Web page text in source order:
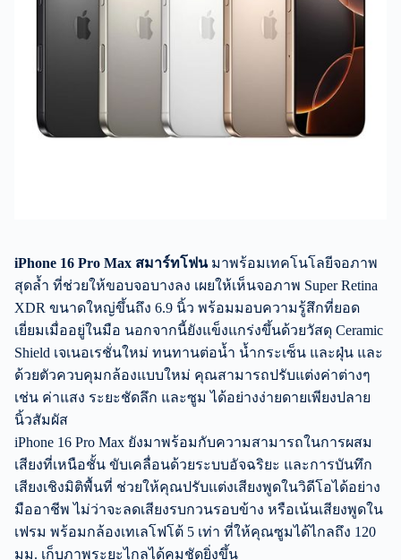
iPhone 16 Pro Max สมาร์ทโฟน มาพร้อมเทคโนโลยีจอภาพ
สุดล้ำ ที่ช่วยให้ขอบจอบางลง เผยให้เห็นจอภาพ Super Retina
XDR ขนาดใหญ่ขึ้นถึง 6.9 นิ้ว พร้อมมอบความรู้สึกที่ยอด
เยี่ยมเมื่ออยู่ในมือ นอกจากนี้ยังแข็งแกร่งขึ้นด้วยวัสดุ Ceramic
Shield เจเนอเรชั่นใหม่ ทนทานต่อน้ำ น้ำกระเซ็น และฝุ่น และ
ด้วยตัวควบคุมกล้องแบบใหม่ คุณสามารถปรับแต่งค่าต่างๆ
เช่น ค่าแสง ระยะชัดลึก และซูม ได้อย่างง่ายดายเพียงปลาย
นิ้วสัมผัส
iPhone 16 Pro Max ยังมาพร้อมกับความสามารถในการผสม
เสียงที่เหนือชั้น ขับเคลื่อนด้วยระบบอัจฉริยะ และการบันทึก
เสียงเชิงมิติพื้นที่ ช่วยให้คุณปรับแต่งเสียงพูดในวิดีโอได้อย่าง
มืออาชีพ ไม่ว่าจะลดเสียงรบกวนรอบข้าง หรือเน้นเสียงพูดใน
เฟรม พร้อมกล้องเทเลโฟโต้ 5 เท่า ที่ให้คุณซูมได้ไกลถึง 120
มม. เก็บภาพระยะไกลได้คมชัดยิ่งขึ้น